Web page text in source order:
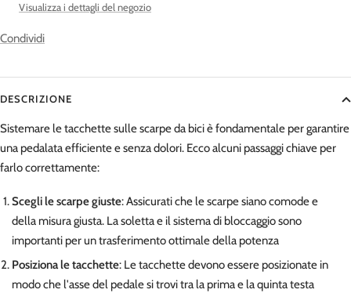
Visualizza i dettagli del negozio
Condividi
DESCRIZIONE
Sistemare le tacchette sulle scarpe da bici è fondamentale per garantire
una pedalata efficiente e senza dolori. Ecco alcuni passaggi chiave per
farlo correttamente:
Scegli le scarpe giuste: Assicurati che le scarpe siano comode e
della misura giusta. La soletta e il sistema di bloccaggio sono
importanti per un trasferimento ottimale della potenza
Posiziona le tacchette: Le tacchette devono essere posizionate in
modo che l'asse del pedale si trovi tra la prima e la quinta testa